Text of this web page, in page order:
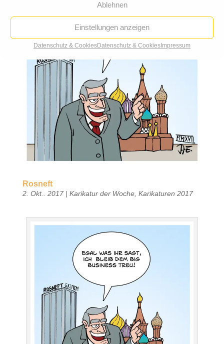
Ablehnen
Einstellungen anzeigen
Datenschutz & CookiesDatenschutz & CookiesImpressum
Rosneft
2. Okt.. 2017| Karikatur der Woche, Karikaturen 2017